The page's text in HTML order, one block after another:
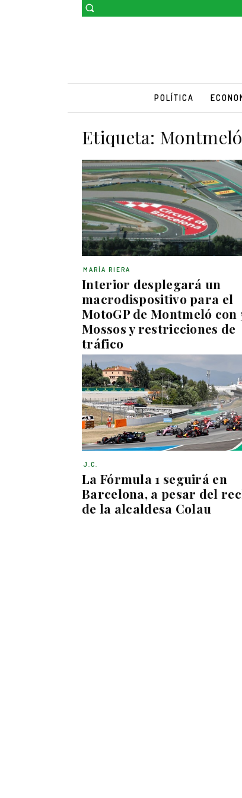
POLÍTICA
Etiqueta: Montmeló
Interior desplegará un
macrodispositivo para el
MotoGP de Montmeló con
Mossos y restricciones de
tráfico
MARÍA RIERA
La Fórmula 1 seguirá en
Barcelona, a pesar del
de la alcaldesa Colau
J.C.